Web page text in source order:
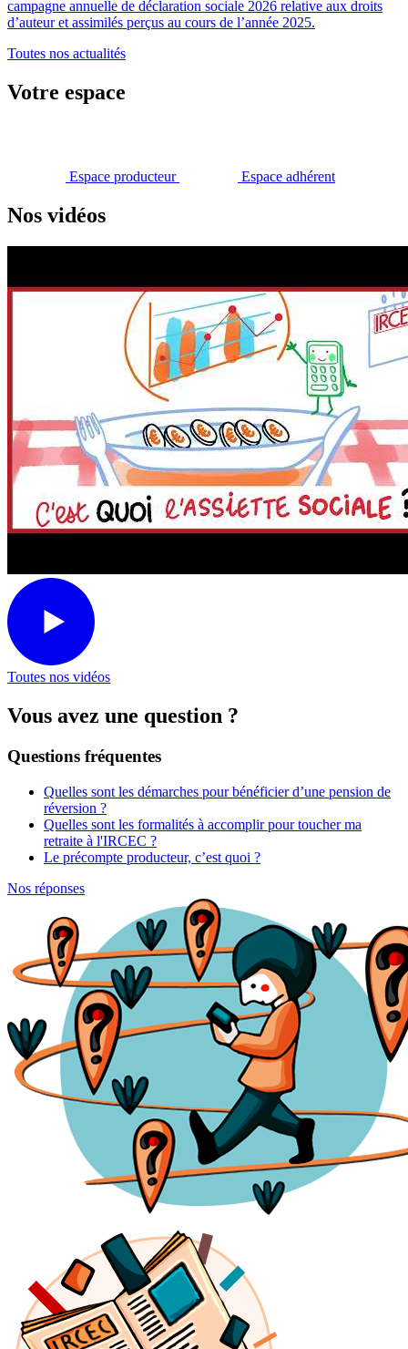
campagne annuelle de déclaration sociale 2026 relative aux droits
d’auteur et assimilés perçus au cours de l’année 2025.
Toutes nos actualités
Votre espace
Espace producteur Espace adhérent
Nos vidéos
Toutes nos vidéos
Vous avez une question ?
Questions fréquentes
Quelles sont les démarches pour bénéficier d’une pension de
réversion ?
Quelles sont les formalités à accomplir pour toucher ma
retraite à l'IRCEC ?
Le précompte producteur, c’est quoi ?
Nos réponses